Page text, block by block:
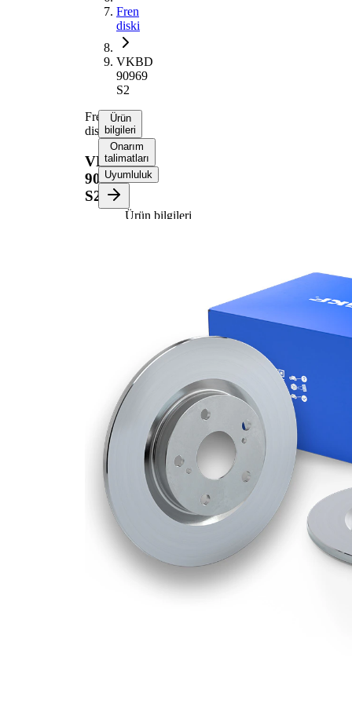
Fren
diski
VKBD
90969
S2
Fren
diski
VKBD
90969
S2
Ürün
bilgileri
Onarım
talimatları
Uyumluluk
Ürün bilgileri
8,5 mm
Deliklerin
Dış çap
288 mm
Delik sayısı
5
Merkezleme
çapı
55,1 mm
Delik
çemberi-Ø
100 mm
Üst yüzey
Kaplamalı